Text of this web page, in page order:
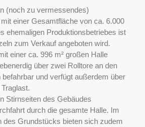
(noch zu vermessendes)
einer Gesamtfläche von ca. 6.000
ehemaligen Produktionsbetriebes ist
zum Verkauf angeboten wird.
einer ca. 996 m² großen Halle
über zwei Rolltore an den
befahrbar und verfügt außerdem über
Stirnseiten des Gebäudes
durch die gesamte Halle. Im
des Grundstücks bieten sich zudem